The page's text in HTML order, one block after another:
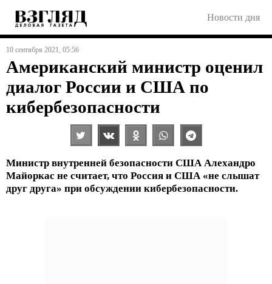
Новости дня
10 сентября 2021, 05:56
Американский министр оценил
диалог России и США по
кибербезопасности
Министр внутренней безопасности США Алехандро
Майоркас не считает, что Россия и США «не слышат
друг друга» при обсуждении кибербезопасности.